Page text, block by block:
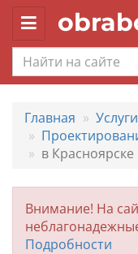
Toggle
navigation
Главная Услуги
в Красноярске
Внимание! На
Подробности